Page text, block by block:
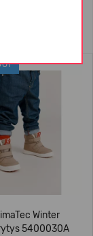
Winter
5400030A